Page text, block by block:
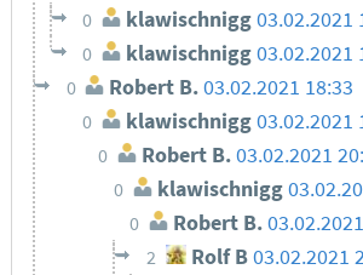
0 klawischnigg 03.02.2021
0 klawischnigg 03.02.2021
0 Robert B.03.02.2021 18:33
0 klawischnigg 03.02.2021
0 Robert B.03.02.2021
0 klawischnigg
0 Robert B.
2 Rolf B03.02.2021